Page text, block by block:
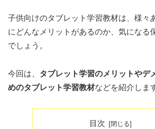
子供向けのタブレット学習教材は、様々
にどんなメリットがあるのか、気になる
でしょう。
今回は、 タブレット学習のメリットやデ
めのタブレット学習教材などを紹介しま
目次